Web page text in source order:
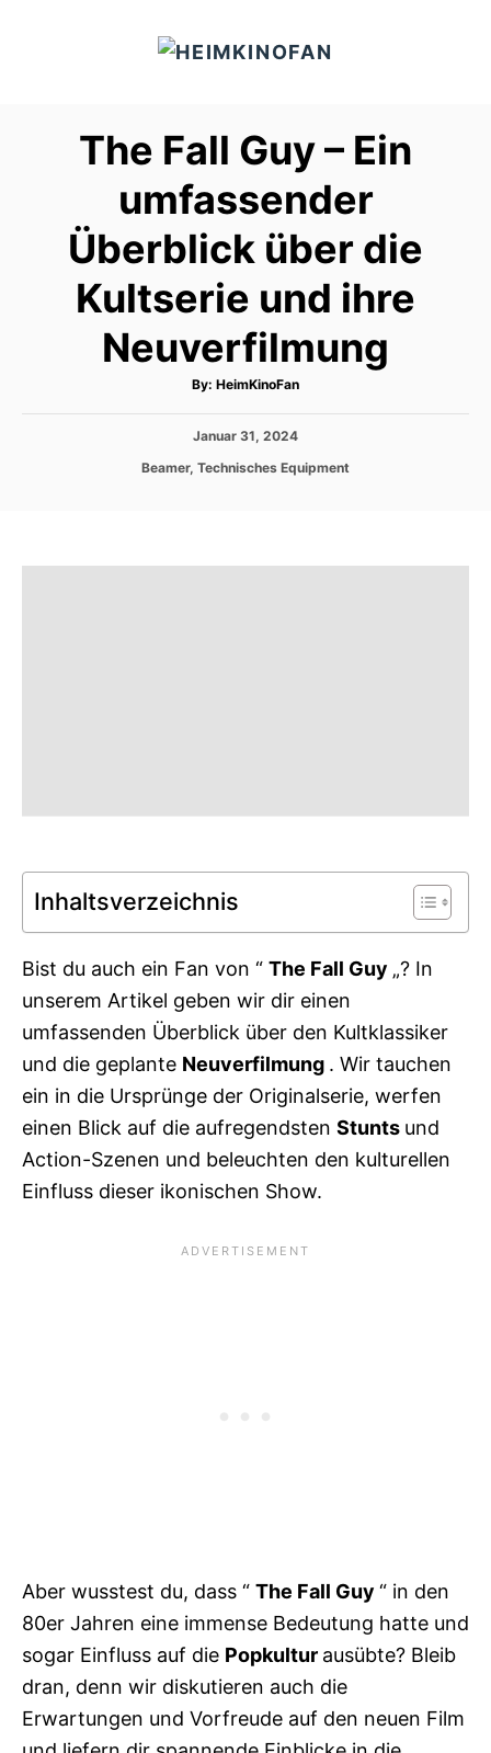
The Fall Guy – Ein
umfassender
Überblick über die
Kultserie und ihre
Neuverfilmung
By: A
t
o
HeimKinoFan
P
s
Januar 31, 2024
C
o
Beamer, Technisches Equipment
Inhaltsverzeichnis
Bist du auch ein Fan von “ The Fall Guy „? In
unserem Artikel geben wir dir einen
umfassenden Überblick über den Kultklassiker
und die geplante Neuverfilmung . Wir tauchen
ein in die Ursprünge der Originalserie, werfen
einen Blick auf die aufregendsten Stunts und
Action-Szenen und beleuchten den kulturellen
Einfluss dieser ikonischen Show.
Aber wusstest du, dass “ The Fall Guy “ in den
80er Jahren eine immense Bedeutung hatte und
sogar Einfluss auf die Popkultur ausübte? Bleib
dran, denn wir diskutieren auch die
Erwartungen und Vorfreude auf den neuen Film